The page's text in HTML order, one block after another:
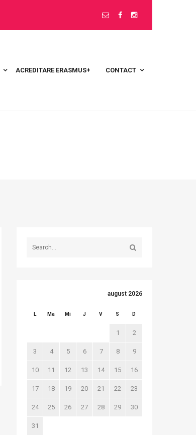
ACREDITARE ERASMUS+ CONTACT
august 2026
L Ma Mi J V S D
1 2
3 4 5 6 7 8 9
10 11 12 13 14 15 16
17 18 19 20 21 22 23
24 25 26 27 28 29 30
31